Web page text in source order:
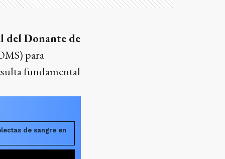
del Donante de
para
fundamental
de sangre en